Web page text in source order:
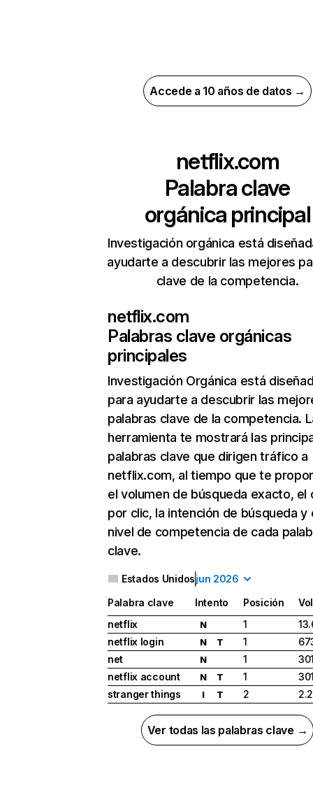
Accede a 10 años de datos →
netflix.com
Palabra clave
orgánica principal
Investigación orgánica está
ayudarte a descubrir las mejores
clave de la competencia.
netflix.com
Palabras clave orgánicas
principales
Investigación Orgánica está
para ayudarte a descubrir las
palabras clave de la competencia.
herramienta te mostrará las
palabras clave que dirigen tráfico a
netflix.com, al tiempo que te
el volumen de búsqueda exacto, el
por clic, la intención de búsqueda y
nivel de competencia de cada
clave.
Estados Unidosjun 2026
Palabra clave Intento Posición
netflix
N 1
netflix login
N T 1
net
N 1
netflix account
N T 1
stranger things
I T 2
Ver todas las palabras clave →